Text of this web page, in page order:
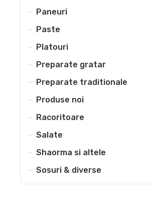
Paneuri
Paste
Platouri
Preparate gratar
Preparate traditionale
Produse noi
Racoritoare
Salate
Shaorma si altele
Sosuri & diverse